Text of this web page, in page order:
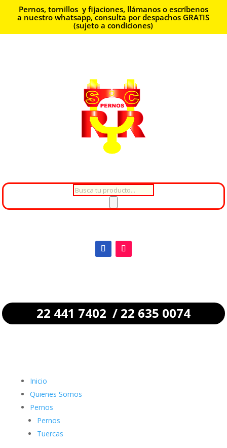
Pernos, tornillos y fijaciones, llámanos o escríbenos
a nuestro whatsapp, consulta por despachos GRATIS
(sujeto a condiciones)
Búsqueda
productos
22 441 7402 / 22 635 0074
Inicio
Quienes Somos
Pernos
Pernos
Tuercas